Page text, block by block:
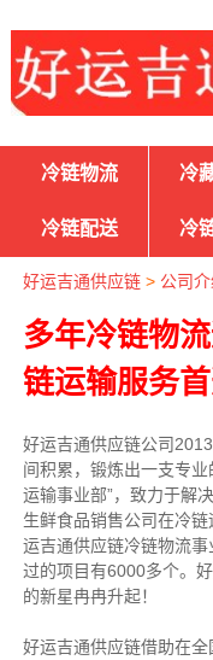
冷链物流 冷
冷链配送 冷
好运吉通供应链> 公司
多年冷链物
链运输服务
好运吉通供应链公司
间积累，锻炼出一支专
运输事业部”，致力于解
生鲜食品销售公司在冷
运吉通供应链冷链物流
过的项目有6000多个。
的新星冉冉升起！
好运吉通供应链借助在